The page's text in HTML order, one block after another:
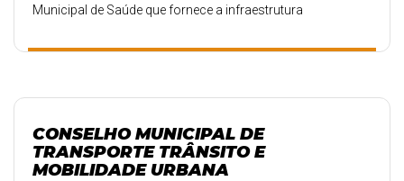
Municipal de Saúde que fornece a infraestrutura
CONSELHO MUNICIPAL DE
TRANSPORTE TRÂNSITO E
MOBILIDADE URBANA